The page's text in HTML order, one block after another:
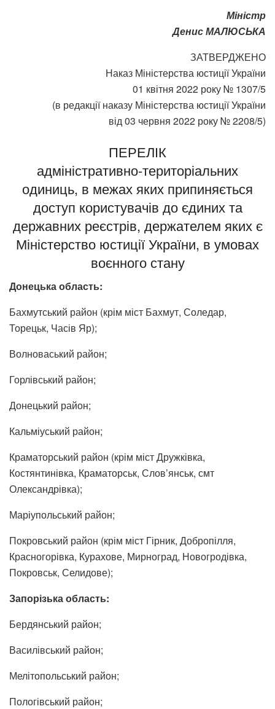
Міністр
Денис МАЛЮСЬКА
ЗАТВЕРДЖЕНО
Наказ Міністерства юстиції України
01 квітня 2022 року № 1307/5
(в редакції наказу Міністерства юстиції України
від 03 червня 2022 року № 2208/5)
ПЕРЕЛІК
адміністративно-територіальних
одиниць, в межах яких припиняється
доступ користувачів до єдиних та
державних реєстрів, держателем яких є
Міністерство юстиції України, в умовах
воєнного стану
Донецька область:
Бахмутський район (крім міст Бахмут, Соледар,
Торецьк, Часів Яр);
Волноваський район;
Горлівський район;
Донецький район;
Кальміуський район;
Краматорський район (крім міст Дружківка,
Костянтинівка, Краматорськ, Слов’янськ, смт
Олександрівка);
Маріупольський район;
Покровський район (крім міст Гірник, Добропілля,
Красногорівка, Курахове, Мирноград, Новогродівка,
Покровськ, Селидове);
Запорізька область:
Бердянський район;
Василівський район;
Мелітопольський район;
Пологівський район;